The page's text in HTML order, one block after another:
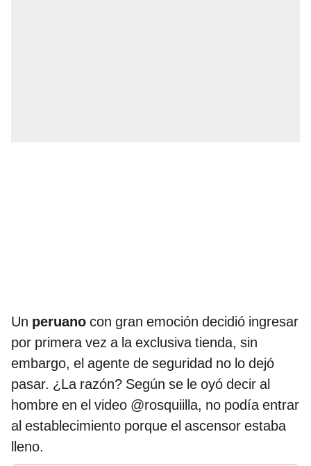
Un peruano con gran emoción decidió ingresar
por primera vez a la exclusiva tienda, sin
embargo, el agente de seguridad no lo dejó
pasar. ¿La razón? Según se le oyó decir al
hombre en el video @rosquiilla, no podía entrar
al establecimiento porque el ascensor estaba
lleno.